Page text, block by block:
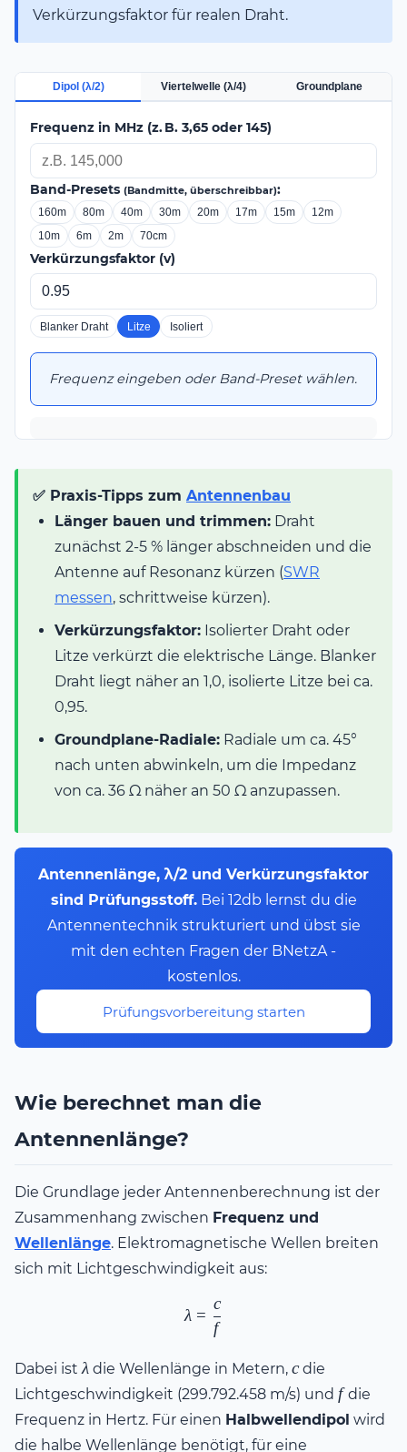
Verkürzungsfaktor für realen Draht.
Dipol (λ/2) Viertelwelle (λ/4) Groundplane
Frequenz in MHz (z. B. 3,65 oder 145)
Band-Presets (Bandmitte, überschreibbar):
160m 80m 40m 30m 20m 17m 15m
12m
10m
6m 2m 70cm
Verkürzungsfaktor (v)
Blanker Draht Litze Isoliert
Frequenz eingeben oder Band-Preset wählen.
✅ Praxis-Tipps zum Antennenbau
Länger bauen und trimmen: Draht
zunächst 2-5 % länger abschneiden und die
Antenne auf Resonanz kürzen (SWR
messen, schrittweise kürzen).
Verkürzungsfaktor: Isolierter Draht oder
Litze verkürzt die elektrische Länge. Blanker
Draht liegt näher an 1,0, isolierte Litze bei ca.
0,95.
Groundplane-Radiale: Radiale um ca. 45°
nach unten abwinkeln, um die Impedanz
von ca. 36 Ω näher an 50 Ω anzupassen.
Antennenlänge, λ/2 und Verkürzungsfaktor
sind Prüfungsstoff.Bei 12db lernst du die
Antennentechnik strukturiert und übst sie
mit den echten Fragen der BNetzA -
kostenlos.
Prüfungsvorbereitung starten
Wie berechnet man die
Antennenlänge?
Die Grundlage jeder Antennenberechnung ist der
Zusammenhang zwischen Frequenz und
Wellenlänge. Elektromagnetische Wellen breiten
sich mit Lichtgeschwindigkeit aus:
\lambda = \frac{c}{f}
λ =
f
c
Dabei ist\lambda
λ die Wellenlänge in Metern, c
c die
Lichtgeschwindigkeit (299.792.458 m/s) und f
fdie
Frequenz in Hertz. Für einen Halbwellendipol wird
die halbe Wellenlänge benötigt, für eine